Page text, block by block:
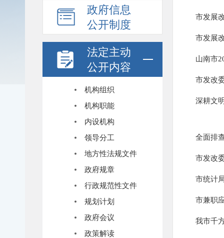
政府信息
公开制度
法定主动
公开内容
机构组织
机构职能
内设机构
领导分工
地方性法规文件
政府规章
行政规范性文件
规划计划
政府会议
政策解读
市发展
市发展
山南市
市发改
深耕文
全面排
市统计
市兼职
我市千